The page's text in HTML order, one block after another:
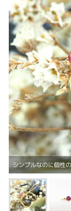
シンプルなのに個性